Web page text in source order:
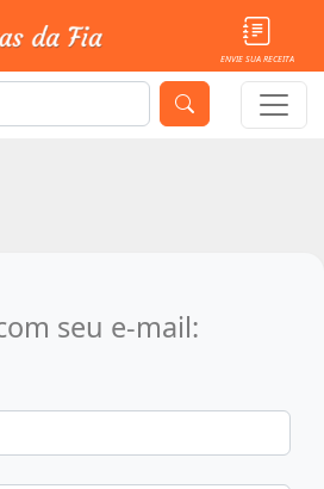
ENVIE SUA RECEITA
seu e-mail: